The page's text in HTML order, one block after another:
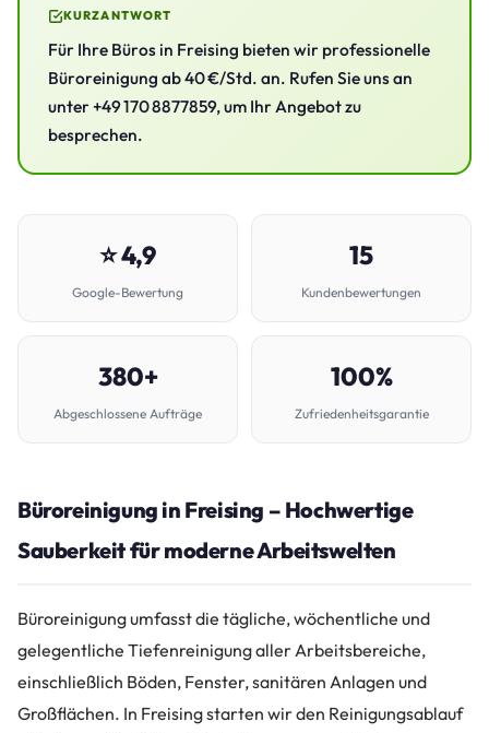
KURZANTWORT
Für Ihre Büros in Freising bieten wir professionelle
Büroreinigung ab 40 €/Std. an. Rufen Sie uns an
unter +49 170 8877859, um Ihr Angebot zu
besprechen.
⭐ 4,9
Google-Bewertung
15
Kundenbewertungen
380+
Abgeschlossene Aufträge
100%
Zufriedenheitsgarantie
Büroreinigung in Freising – Hochwertige
Sauberkeit für moderne Arbeitswelten
Büroreinigung umfasst die tägliche, wöchentliche und
gelegentliche Tiefenreinigung aller Arbeitsbereiche,
einschließlich Böden, Fenster, sanitären Anlagen und
Großflächen. In Freising starten wir den Reinigungsablauf